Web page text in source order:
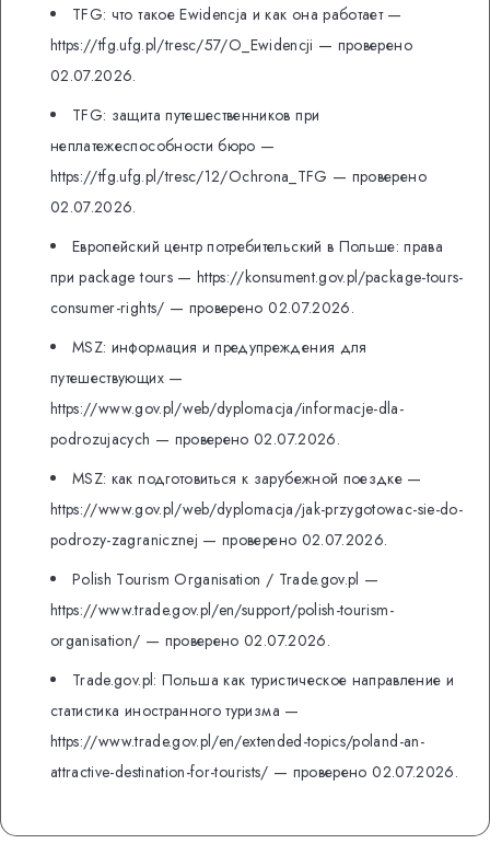
TFG: что такое Ewidencja и как она работает —
https://tfg.ufg.pl/tresc/57/O_Ewidencji — проверено
02.07.2026.
TFG: защита путешественников при
неплатежеспособности бюро —
https://tfg.ufg.pl/tresc/12/Ochrona_TFG — проверено
02.07.2026.
Европейский центр потребительский в Польше: права
при package tours — https://konsument.gov.pl/package-tours-
consumer-rights/ — проверено 02.07.2026.
MSZ: информация и предупреждения для
путешествующих —
https://www.gov.pl/web/dyplomacja/informacje-dla-
podrozujacych — проверено 02.07.2026.
MSZ: как подготовиться к зарубежной поездке —
https://www.gov.pl/web/dyplomacja/jak-przygotowac-sie-do-
podrozy-zagranicznej — проверено 02.07.2026.
Polish Tourism Organisation / Trade.gov.pl —
https://www.trade.gov.pl/en/support/polish-tourism-
organisation/ — проверено 02.07.2026.
Trade.gov.pl: Польша как туристическое направление и
статистика иностранного туризма —
https://www.trade.gov.pl/en/extended-topics/poland-an-
attractive-destination-for-tourists/ — проверено 02.07.2026.